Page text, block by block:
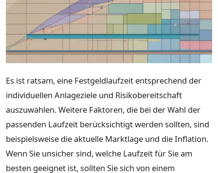
Es ist ratsam, eine Festgeldlaufzeit entsprechend der
individuellen Anlageziele und Risikobereitschaft
auszuwählen. Weitere Faktoren, die bei der Wahl der
passenden Laufzeit berücksichtigt werden sollten, sind
beispielsweise die aktuelle Marktlage und die Inflation.
Wenn Sie unsicher sind, welche Laufzeit für Sie am
besten geeignet ist, sollten Sie sich von einem